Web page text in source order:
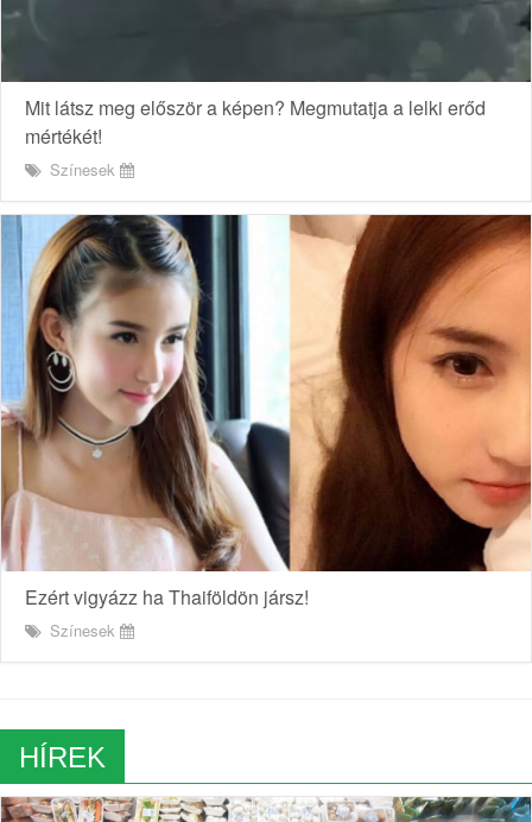
Mit látsz meg először a képen? Megmutatja a lelki erőd
mértékét!
Színesek
Ezért vigyázz ha Thaiföldön jársz!
Színesek
HÍREK